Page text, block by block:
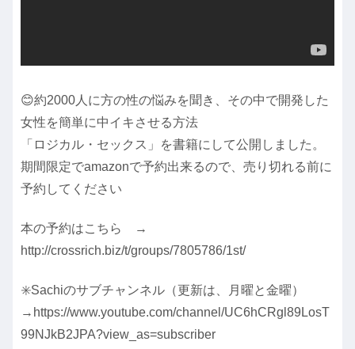
😊約2000人に方の性の悩みを聞き、その中で開発した
女性を簡単に中イキさせる方法
「ロジカル・セックス」を書籍にして公開しました。
期間限定でamazonで予約出来るので、売り切れる前に
予約してください
本の予約はこちら →
http://crossrich.biz/t/groups/7805786/1st/
✳️Sachiのサブチャンネル（更新は、月曜と金曜）
→https://www.youtube.com/channel/UC6hCRgl89LosT
99NJkB2JPA?view_as=subscriber